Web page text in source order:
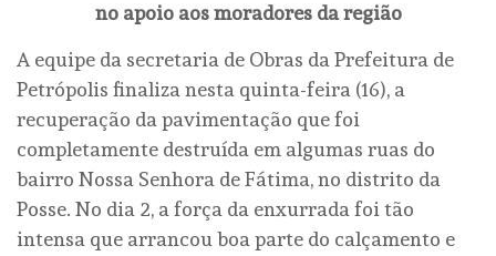
no apoio aos moradores da região
A equipe da secretaria de Obras da Prefeitura de
Petrópolis finaliza nesta quinta-feira (16), a
recuperação da pavimentação que foi
completamente destruída em algumas ruas do
bairro Nossa Senhora de Fátima, no distrito da
Posse. No dia 2, a força da enxurrada foi tão
intensa que arrancou boa parte do calçamento e